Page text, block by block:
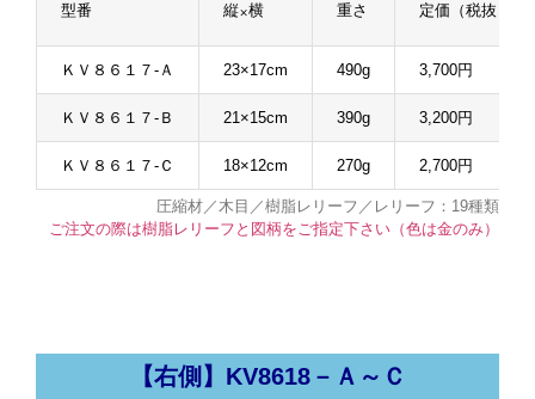
型番 縦×横 重さ 定価（税抜）
ＫＶ８６１７-Ａ 23×17cm 490g 3,700円
ＫＶ８６１７-Ｂ 21×15cm 390g 3,200円
ＫＶ８６１７-Ｃ 18×12cm 270g 2,700円
圧縮材／木目／樹脂レリーフ／レリーフ：19種類
ご注文の際は樹脂レリーフと図柄をご指定下さい（色は金のみ）
【右側】KV8618－Ａ～Ｃ